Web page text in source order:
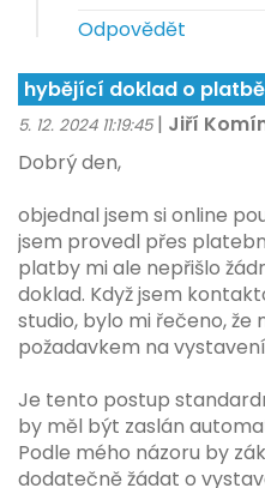
Odpovědět
hybějící doklad o
5. 12. 2024 11:19:45 | Jiří
Dobrý den,
objednal jsem si online
jsem provedl přes
platby mi ale nepřišlo
doklad. Když jsem
studio, bylo mi řečeno,
požadavkem na
Je tento postup
by měl být zaslán
Podle mého názoru by
dodatečně žádat o